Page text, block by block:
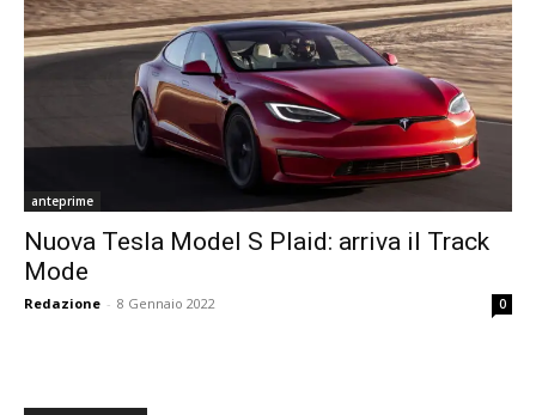
anteprime
Nuova Tesla Model S Plaid: arriva il Track
Mode
Redazione - 8 Gennaio 2022 0